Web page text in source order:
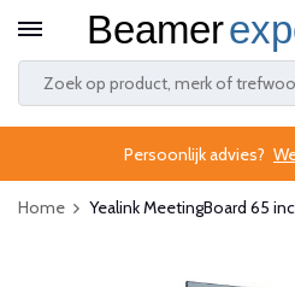
Persoonlijk advies?
Home Yealink MeetingBoard 65